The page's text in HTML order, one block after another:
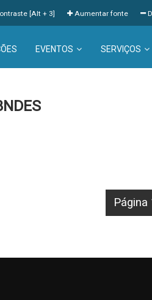
Aumentar fonte
[Alt + 3]
EVENTOS SERVIÇOS
Página